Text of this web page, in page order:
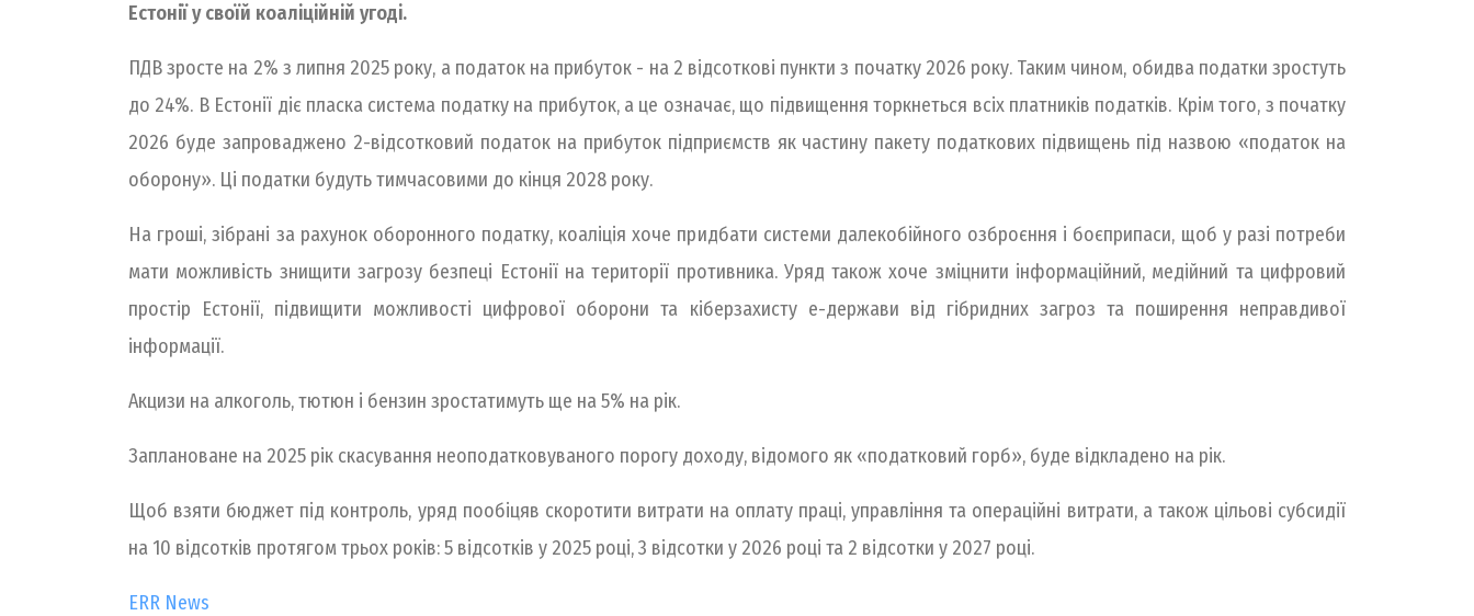
Естонії у своїй коаліційній угоді.
ПДВ зросте на 2% з липня 2025 року, а податок на прибуток - на 2 відсоткові пункти з початку 2026 року. Таким чином, обидва податки зростуть
до 24%. В Естонії діє пласка система податку на прибуток, а це означає, що підвищення торкнеться всіх платників податків. Крім того, з початку
2026 буде запроваджено 2-відсотковий податок на прибуток підприємств як частину пакету податкових підвищень під назвою «податок на
оборону». Ці податки будуть тимчасовими до кінця 2028 року.
На гроші, зібрані за рахунок оборонного податку, коаліція хоче придбати системи далекобійного озброєння і боєприпаси, щоб у разі потреби
мати можливість знищити загрозу безпеці Естонії на території противника. Уряд також хоче зміцнити інформаційний, медійний та цифровий
простір Естонії, підвищити можливості цифрової оборони та кіберзахисту е-держави від гібридних загроз та поширення неправдивої
інформації.
Акцизи на алкоголь, тютюн і бензин зростатимуть ще на 5% на рік.
Заплановане на 2025 рік скасування неоподатковуваного порогу доходу, відомого як «податковий горб», буде відкладено на рік.
Щоб взяти бюджет під контроль, уряд пообіцяв скоротити витрати на оплату праці, управління та операційні витрати, а також цільові субсидії
на 10 відсотків протягом трьох років: 5 відсотків у 2025 році, 3 відсотки у 2026 році та 2 відсотки у 2027 році.
ERR News